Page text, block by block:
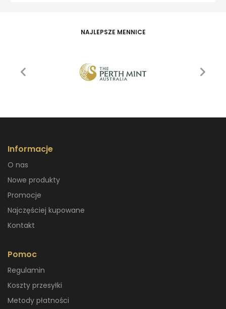
NAJLEPSZE MENNICE
Informacje
O nas
Nowe produkty
Promocje
Najczęściej kupowane
Kontakt
Pomoc
Regulamin
Koszty przesyłki
Metody płatności